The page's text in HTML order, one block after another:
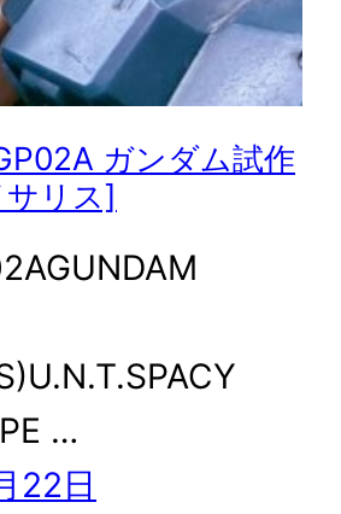
ガンダム試作
リス]
…
22日